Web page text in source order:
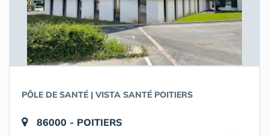
PÔLE DE SANTÉ | VISTA SANTÉ POITIERS
86000 - POITIERS